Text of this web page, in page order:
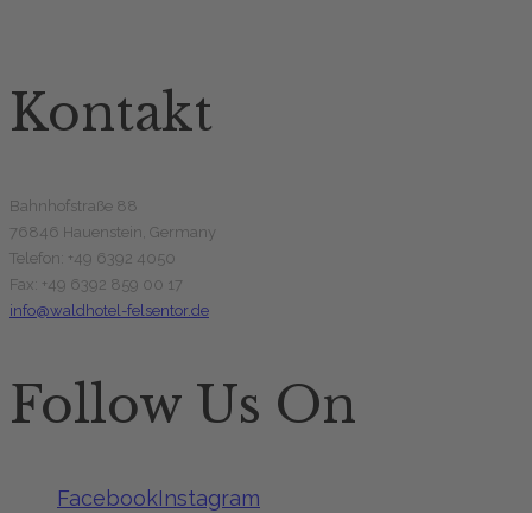
Kontakt
Bahnhofstraße 88
76846 Hauenstein, Germany
Telefon: +49 6392 4050
Fax: +49 6392 859 00 17
info@waldhotel-felsentor.de
Follow Us On
FacebookInstagram